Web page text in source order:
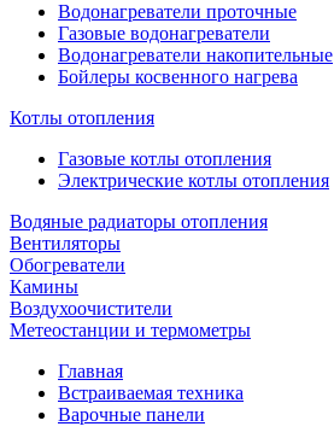
Водонагреватели проточные
Газовые водонагреватели
Водонагреватели накопительные
Бойлеры косвенного нагрева
Котлы отопления
Газовые котлы отопления
Электрические котлы отопления
Водяные радиаторы отопления
Вентиляторы
Обогреватели
Камины
Воздухоочистители
Метеостанции и термометры
Главная
Встраиваемая техника
Варочные панели